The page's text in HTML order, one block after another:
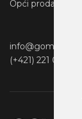
Opći prodajni
info@gomerch.sk
(+421) 221 001